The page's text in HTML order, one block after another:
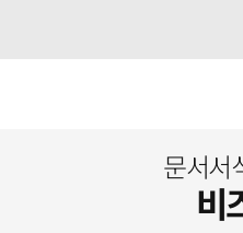
문서서
비